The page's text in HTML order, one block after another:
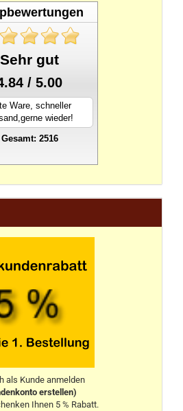
Sehr gut
/ 5.00
Ware, schneller
wieder!
Gesamt: 2516
als Kunde anmelden
erstellen)
Ihnen 5 % Rabatt.